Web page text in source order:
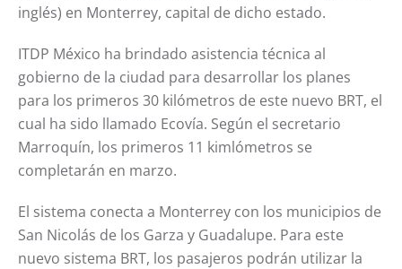
inglés) en Monterrey, capital de dicho estado.
ITDP México ha brindado asistencia técnica al
gobierno de la ciudad para desarrollar los planes
para los primeros 30 kilómetros de este nuevo BRT, el
cual ha sido llamado Ecovía. Según el secretario
Marroquín, los primeros 11 kimlómetros se
completarán en marzo.
El sistema conecta a Monterrey con los municipios de
San Nicolás de los Garza y Guadalupe. Para este
nuevo sistema BRT, los pasajeros podrán utilizar la